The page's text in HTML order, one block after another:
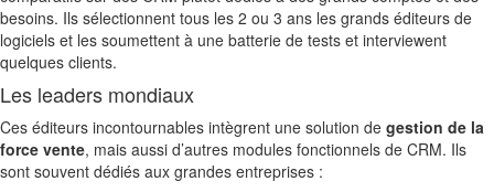
besoins. Ils sélectionnent tous les 2 ou 3 ans les grands éditeurs de
logiciels et les soumettent à une batterie de tests et interviewent
quelques clients.
Les leaders mondiaux
Ces éditeurs incontournables intègrent une solution de gestion de la
force vente, mais aussi d’autres modules fonctionnels de CRM. Ils
sont souvent dédiés aux grandes entreprises :